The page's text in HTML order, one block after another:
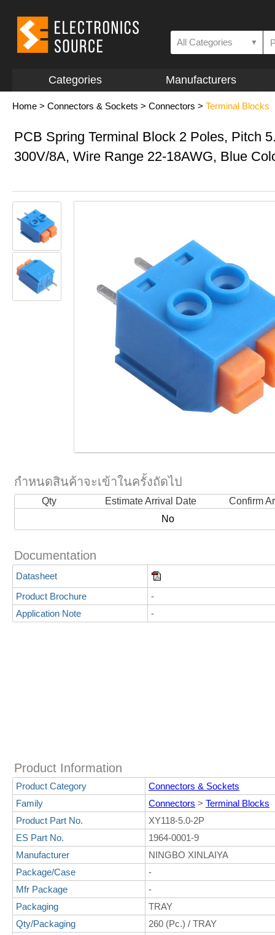
All Categories ▼
Categories Manufacturers
Home > Connectors & Sockets > Connectors > Terminal Blocks
PCB Spring Terminal Block 2 Poles, Pitch
300V/8A, Wire Range 22-18AWG, Blue
กำหนดสินค้าจะเข้าในครั้งถัดไป
Qty Estimate Arrival Date
Confirm
No
Documentation
Datasheet
Product Brochure
-
Application Note
-
Product Information
Product Category
Connectors & Sockets
Family
Connectors > Terminal Blocks
Product Part No.
XY118-5.0-2P
ES Part No.
1964-0001-9
Manufacturer
NINGBO XINLAIYA
Package/Case
-
Mfr Package
-
Packaging
TRAY
Qty/Packaging
260 (Pc.) / TRAY